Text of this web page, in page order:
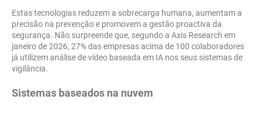
Estas tecnologias reduzem a sobrecarga humana, aumentam a
precisão na prevenção e promovem a gestão proactiva da
segurança. Não surpreende que, segundo a Axis Research em
janeiro de 2026, 27% das empresas acima de 100 colaboradores
já utilizem análise de vídeo baseada em IA nos seus sistemas de
vigilância.
Sistemas baseados na nuvem